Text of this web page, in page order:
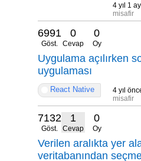
4 yıl 1
misafir
6991
Göst.
0
Cevap
0
Oy
Uygulama açılırken
uygulaması
React Native
4 yıl
misafir
7132
Göst.
1
Cevap
0
Oy
Verilen aralıkta yer
veritabanından